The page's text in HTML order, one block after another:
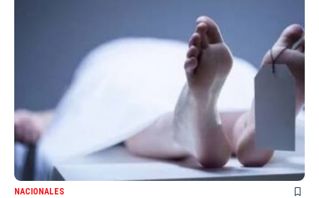
NACIONALES